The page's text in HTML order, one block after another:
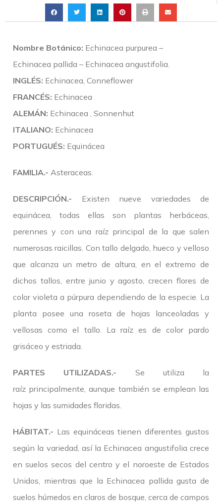
Nombre Botánico: Echinacea purpurea –
Echinacea pallida – Echinacea angustifolia.
INGLÉS: Echinacea, Conneflower
FRANCÉS: Echinacea
ALEMÁN: Echinacea , Sonnenhut
ITALIANO: Echinacea
PORTUGUÉS: Equinácea
FAMILIA.- Asteraceas.
DESCRIPCIÓN.- Existen nueve variedades de
equinácea, todas ellas son plantas herbáceas,
perennes y con una raíz principal de la que salen
numerosas raicillas. Con tallo delgado, hueco y velloso
que alcanza un metro de altura, en el extremo de
dichos tallos, entre junio y agosto, crecen flores de
color violeta a púrpura dependiendo de la especie. La
planta posee una roseta de hojas lanceoladas y
vellosas como el tallo. La raíz es de color pardo
grisáceo y estriada.
PARTES UTILIZADAS.- Se utiliza la
raíz principalmente, aunque también se emplean las
hojas y las sumidades floridas.
HÁBITAT.- Las equináceas tienen diferentes gustos
según la variedad, así la Echinacea angustifolia crece
en suelos secos del centro y el noroeste de Estados
Unidos, mientras que la Echinacea pallida gusta de
suelos húmedos en claros de bosque, cerca de campos